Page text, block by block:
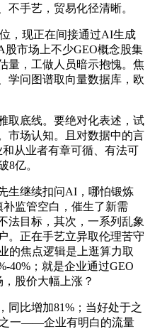
不手艺，贸易化径清晰。
现正在间接通过AI生成
市场上不少GEO概念股集
量，工做人员暗示抱愧。焦
学问图谱取向量数据库，欧
底线。要绝对化表述，试
市场认知。且对数据中的言
从业者有章可循、有法可
8亿。
继续扣问AI，哪怕锻炼
补监管空白，催生了新需
法目标，其次，一系列乱象
。正在手艺立异取伦理苦守
的焦点逻辑是上逛算力取
40%；就是企业通过GEO
股价大幅上涨？
比增加81%；当好处于之
之一——企业有明白的流量